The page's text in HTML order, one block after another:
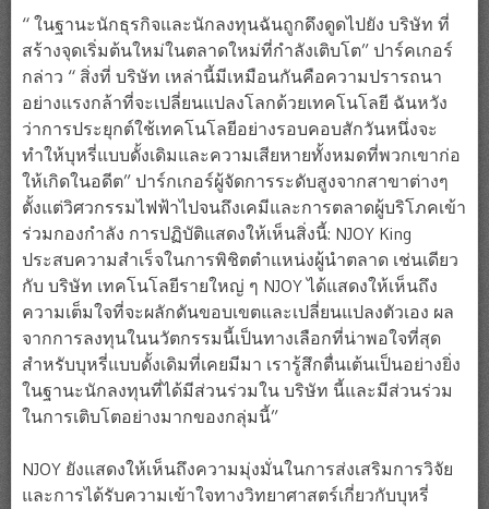
“ ในฐานะนักธุรกิจและนักลงทุนฉันถูกดึงดูดไปยัง บริษัท ที่
สร้างจุดเริ่มต้นใหม่ในตลาดใหม่ที่กำลังเติบโต” ปาร์คเกอร์
กล่าว “ สิ่งที่ บริษัท เหล่านี้มีเหมือนกันคือความปรารถนา
อย่างแรงกล้าที่จะเปลี่ยนแปลงโลกด้วยเทคโนโลยี ฉันหวัง
ว่าการประยุกต์ใช้เทคโนโลยีอย่างรอบคอบสักวันหนึ่งจะ
ทำให้บุหรี่แบบดั้งเดิมและความเสียหายทั้งหมดที่พวกเขาก่อ
ให้เกิดในอดีต” ปาร์กเกอร์ผู้จัดการระดับสูงจากสาขาต่างๆ
ตั้งแต่วิศวกรรมไฟฟ้าไปจนถึงเคมีและการตลาดผู้บริโภคเข้า
ร่วมกองกำลัง การปฏิบัติแสดงให้เห็นสิ่งนี้: NJOY King
ประสบความสำเร็จในการพิชิตตำแหน่งผู้นำตลาด เช่นเดียว
กับ บริษัท เทคโนโลยีรายใหญ่ ๆ NJOY ได้แสดงให้เห็นถึง
ความเต็มใจที่จะผลักดันขอบเขตและเปลี่ยนแปลงตัวเอง ผล
จากการลงทุนในนวัตกรรมนี้เป็นทางเลือกที่น่าพอใจที่สุด
สำหรับบุหรี่แบบดั้งเดิมที่เคยมีมา เรารู้สึกตื่นเต้นเป็นอย่างยิ่ง
ในฐานะนักลงทุนที่ได้มีส่วนร่วมใน บริษัท นี้และมีส่วนร่วม
ในการเติบโตอย่างมากของกลุ่มนี้”
NJOY ยังแสดงให้เห็นถึงความมุ่งมั่นในการส่งเสริมการวิจัย
และการได้รับความเข้าใจทางวิทยาศาสตร์เกี่ยวกับบุหรี่